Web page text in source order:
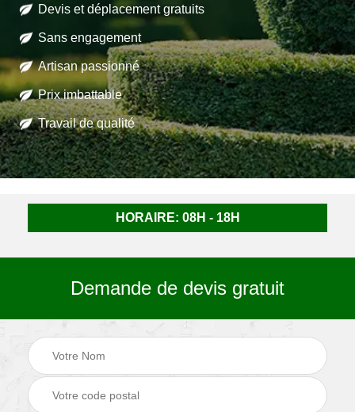
Devis et déplacement gratuits
Sans engagement
Artisan passionné
Prix imbattable
Travail de qualité
HORAIRE: 08H - 18H
Demande de devis gratuit